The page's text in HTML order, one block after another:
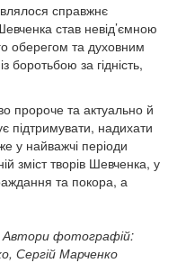
справжнє
став невід’ємною
оберегом та духовним
боротьбою за гідність,
пророче та актуально й
підтримувати, надихати
у найважчі періоди
зміст творів Шевченка, у
та покора, а
Автори фотографій:
Сергій Марченко